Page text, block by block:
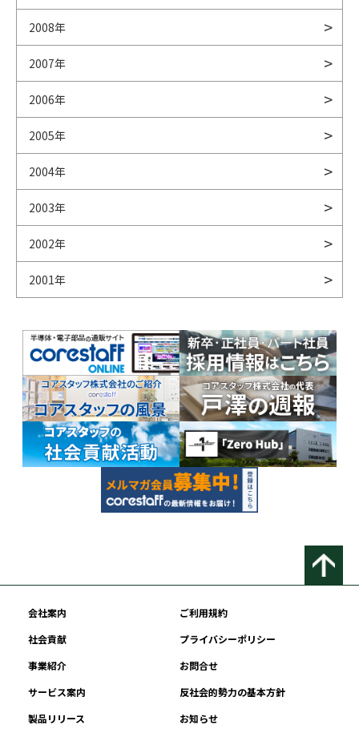
2008年
2007年
2006年
2005年
2004年
2003年
2002年
2001年
会社案内
ご利用規約
社会貢献
プライバシーポリシー
事業紹介
お問合せ
サービス案内
反社会的勢力の基本方針
製品リリース
お知らせ